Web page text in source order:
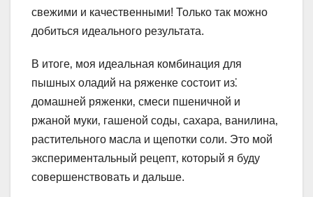
свежими и качественными! Только так можно
добиться идеального результата.
В итоге‚ моя идеальная комбинация для
пышных оладий на ряженке состоит из⁚
домашней ряженки‚ смеси пшеничной и
ржаной муки‚ гашеной соды‚ сахара‚ ванилина‚
растительного масла и щепотки соли. Это мой
экспериментальный рецепт‚ который я буду
совершенствовать и дальше.